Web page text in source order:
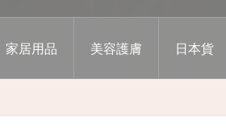
家居用品 美容護膚 日本貨